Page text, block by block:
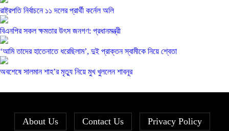
রাষ্ট্রপতি নির্বাচনে ১১ দলের প্রার্থী কর্নেল অলি
বিএনপির সকল ক্ষমতার উৎস জনগণ: প্রধানমন্ত্রী
‘আমি তাদের হাতেনাতে ধরেছিলাম’, দুই প্রাক্তন স্বামীকে নিয়ে শ্বেতা
অবশেষে সালমান শাহ’র মৃত্যু নিয়ে মুখ খুললেন শাবনূর
About Us Contact Us Privacy Policy